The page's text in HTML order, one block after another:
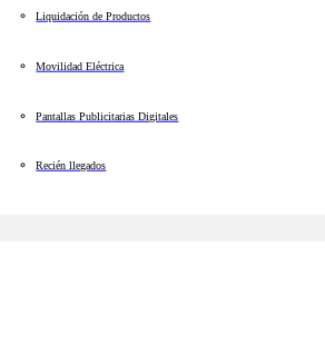
Liquidación de Productos
Movilidad Eléctrica
Pantallas Publicitarias Digitales
Recién llegados